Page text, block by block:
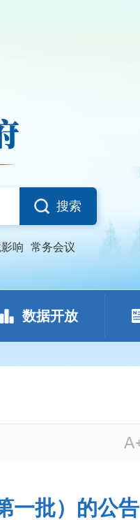
搜索
响 常务会议
数据开放
一批）的公告